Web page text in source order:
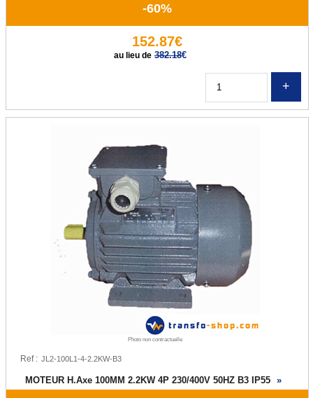
-60%
152.87€
au lieu de 382.18€
Photo non contractuelle
Ref :
MOTEUR H.Axe 100MM 2.2KW 4P 230/400V 50HZ B3 IP55 »